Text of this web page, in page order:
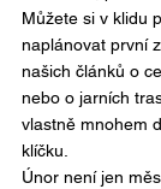
Můžete si v klidu
naplánovat první
našich článků o
nebo o jarních
vlastně mnohem
klíčku.
Únor není jen